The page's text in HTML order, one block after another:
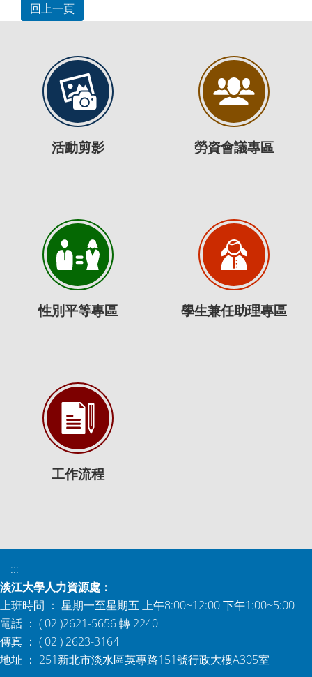
活動剪影 勞資會議專區
性別平等專區 學生兼任助理專區
工作流程
:::
淡江大學人力資源處：
上班時間 ： 星期一至星期五 上午8:00~12:00 下午1:00~5:00
電話 ： ( 02 )2621-5656 轉 2240
傳真 ： ( 02 ) 2623-3164
地址 ： 251新北市淡水區英專路151號行政大樓A305室